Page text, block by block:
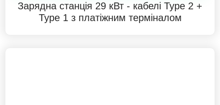
Зарядна станція 29 кВт - кабелі Type 2 +
Type 1 з платіжним терміналом